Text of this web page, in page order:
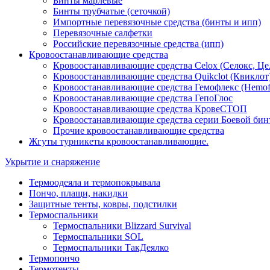
Бинты трубчатые (сеточкой)
Импортные перевязочные средства (бинты и ипп)
Перевязочные салфетки
Российские перевязочные средства (ипп)
Кровоостанавливающие средства
Кровоостанавливающие средства Celox (Селокс,
Кровоостанавливающие средства Quikclot
Кровоостанавливающие средства Гемофлекс
Кровоостанавливающие средства ГепоГлос
Кровоостанавливающие средства КровеСТОП
Кровоостанавливающие средства серии Боевой
Прочие кровоостанавливающие средства
Жгуты турникеты кровоостанавливающие.
Укрытие и снаряжение
Термоодеяла и термопокрывала
Пончо, плащи, накидки
Защитные тенты, ковры, подстилки
Термоспальники
Термоспальники Blizzard Survival
Термоспальники SOL
Термоспальники ТакДеялко
Термопончо